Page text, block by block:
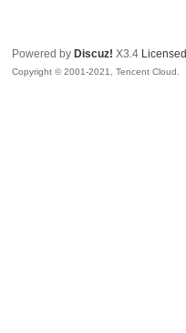
Powered by Discuz! X3.4 Licensed
Copyright © 2001-2021, Tencent Cloud.